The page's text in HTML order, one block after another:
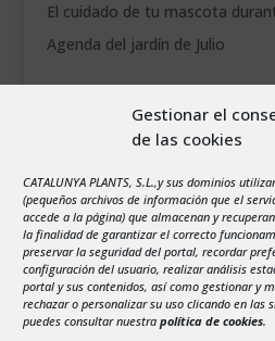
Gestionar el
de las cookies
CATALUNYA PLANTS, S.L.,y sus dominios
(pequeños archivos de información que el
accede a la página) que almacenan y
la finalidad de garantizar el correcto
preservar la seguridad del portal, recordar
configuración del usuario, realizar análisis
portal y sus contenidos, así como gestionar y
rechazar o personalizar su uso clicando en las
puedes consultar nuestra política de cookies.
El cuidado de tu mascota
Agenda del jardín de Julio
X J
3
4 5 6
10
11 12 13
17
18 19 20
24
25 26 27
31